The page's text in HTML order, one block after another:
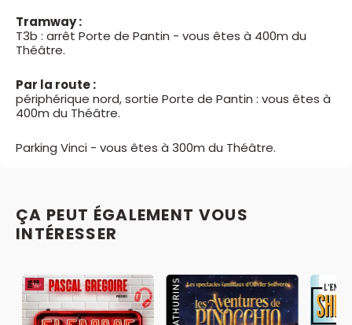
Tramway :
T3b : arrêt Porte de Pantin - vous êtes à 400m du
Théâtre.
Par la route :
périphérique nord, sortie Porte de Pantin : vous êtes à
400m du Théâtre.
Parking Vinci - vous êtes à 300m du Théâtre.
ÇA PEUT ÉGALEMENT VOUS
INTÉRESSER